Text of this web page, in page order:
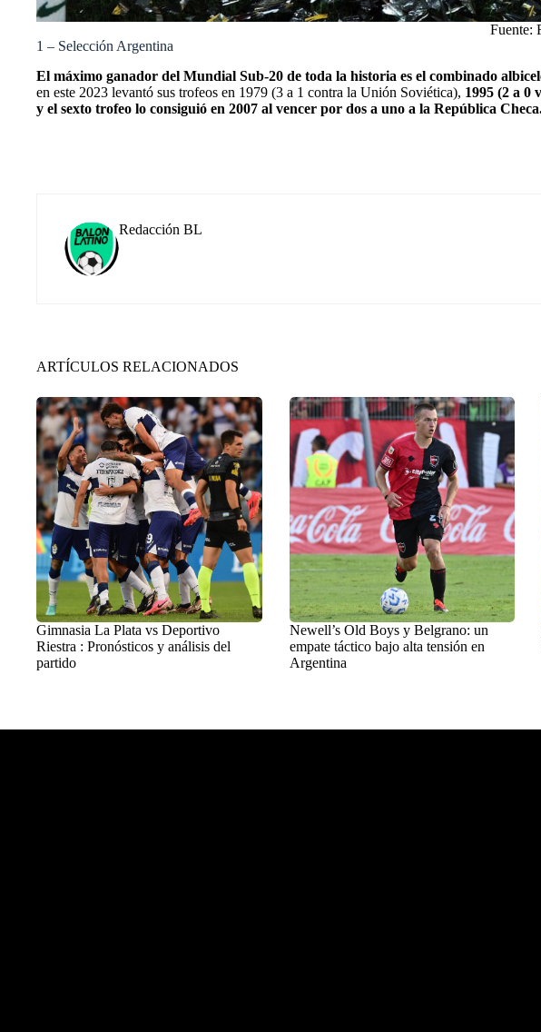
Fuente:
1 – Selección Argentina
El máximo ganador del Mundial Sub-20 de toda la historia es el combinado
en este 2023 levantó sus trofeos en 1979 (3 a 1 contra la Unión Soviética), 1995 (2 a 0
y el sexto trofeo lo consiguió en 2007 al vencer por dos a uno a la República
Redacción BL
ARTÍCULOS RELACIONADOS
Gimnasia La Plata vs Deportivo
Riestra : Pronósticos y análisis del
partido
Newell’s Old Boys y Belgrano: un
empate táctico bajo alta tensión en
Argentina